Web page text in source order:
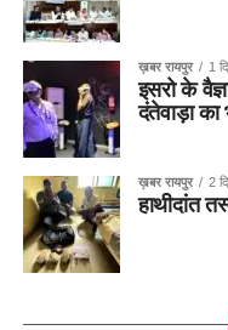
ख़बर रायपुर 1
इसरो के
दंतेवाड़ा
ख़बर रायपुर 2
हाथीदांत